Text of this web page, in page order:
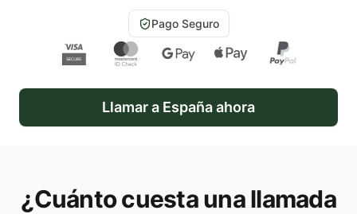
Pago Seguro
Llamar a Españaahora
¿Cuánto cuesta una llamada